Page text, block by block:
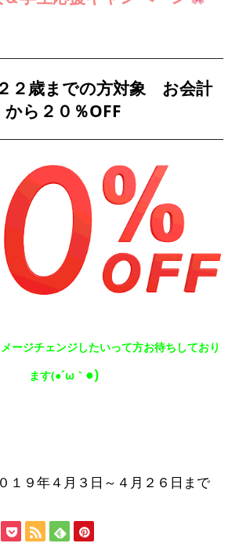
２歳までの方対象 お会計
から２０％OFF
ージチェンジしたいって方お待ちしており
ます(●´ω｀ ●)
９年４月３日～４月２６日まで